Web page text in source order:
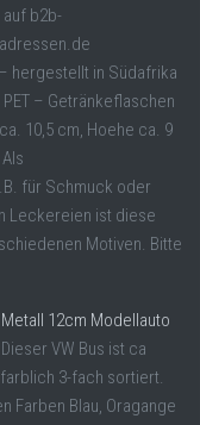
b2b-
hergestellt in Südafrika
– Getränkeflaschen
10,5 cm, Hoehe ca. 9
für Schmuck oder
Leckereien ist diese
Motiven. Bitte
12cm Modellauto
VW Bus ist ca
3-fach sortiert.
Farben Blau, Oragange